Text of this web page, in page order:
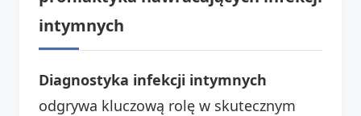
intymnych
Diagnostyka infekcji intymnych
odgrywa kluczową rolę w skutecznym